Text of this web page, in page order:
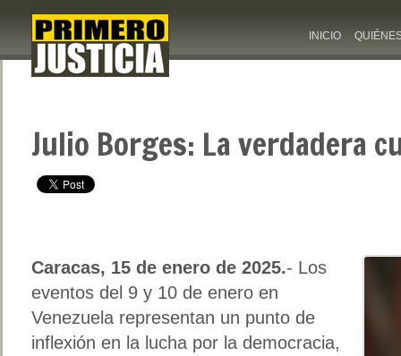
INICIO
Julio Borges: La verdadera
Caracas, 15 de enero de 2025.- Los
eventos del 9 y 10 de enero en
Venezuela representan un punto de
inflexión en la lucha por la democracia,